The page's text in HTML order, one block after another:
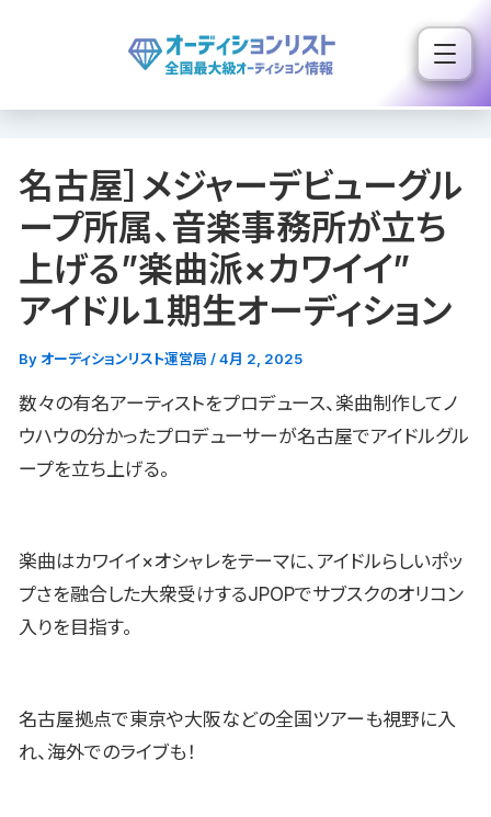
ス
名古屋］メジャーデビューグル
ープ所属、音楽事務所が立ち
上げる”楽曲派×カワイイ”
アイドル１期生オーディション
By オーディションリスト運営局 /4月 2, 2025
数々の有名アーティストをプロデュース、楽曲制作してノ
ウハウの分かったプロデューサーが名古屋でアイドルグル
ープを立ち上げる。
楽曲はカワイイ×オシャレをテーマに、アイドルらしいポッ
プさを融合した大衆受けするJPOPでサブスクのオリコン
入りを目指す。
名古屋拠点で東京や大阪などの全国ツアーも視野に入
れ、海外でのライブも！